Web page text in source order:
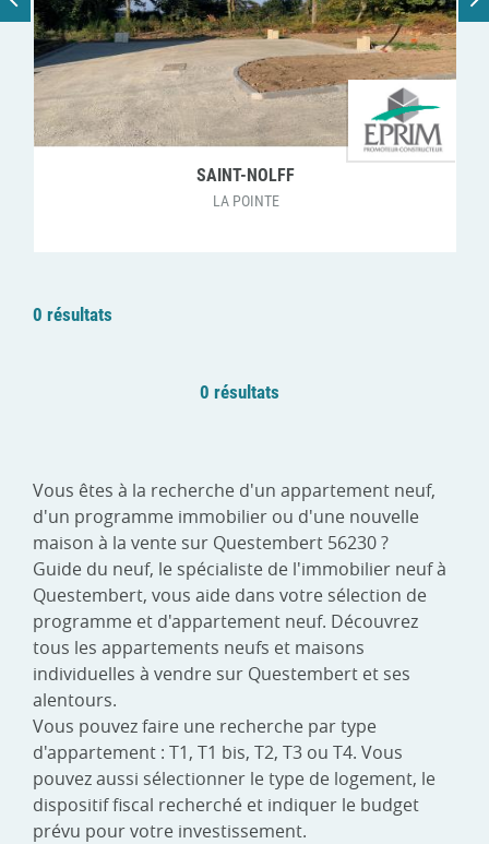
SAINT-NOLFF
LA POINTE
0 résultats
0 résultats
Vous êtes à la recherche d'un appartement neuf,
d'un programme immobilier ou d'une nouvelle
maison à la vente sur Questembert 56230 ?
Guide du neuf, le spécialiste de l'immobilier neuf à
Questembert, vous aide dans votre sélection de
programme et d'appartement neuf. Découvrez
tous les appartements neufs et maisons
individuelles à vendre sur Questembert et ses
alentours.
Vous pouvez faire une recherche par type
d'appartement : T1, T1 bis, T2, T3 ou T4. Vous
pouvez aussi sélectionner le type de logement, le
dispositif fiscal recherché et indiquer le budget
prévu pour votre investissement.